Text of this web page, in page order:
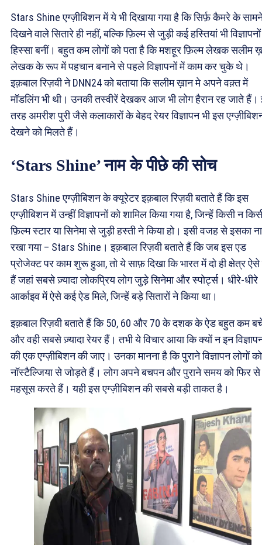
Stars Shine एग्ज़ीबिशन में ये भी दिखाया गया है कि सिर्फ़ कैमरे के
दिखने वाले सितारे ही नहीं, बल्कि फ़िल्म से जुड़ी कई हस्तियां भी
हिस्सा बनीं। बहुत कम लोगों को पता है कि मशहूर फ़िल्म लेखक सलीम
लेखक के रूप में पहचान बनाने से पहले विज्ञापनों में काम कर चुके थे।
इक़बाल रिज़वी ने DNN24 को बताया कि सलीम ख़ान मे अपने वक़्त में
मॉडलिंग भी थी। उनकी तस्वीरें देखकर आज भी लोग हैरान रह जाते हैं।
तरह अमरीश पुरी जैसे कलाकारों के बेहद रेयर विज्ञापन भी इस
देखने को मिलते हैं।
‘Stars Shine’ नाम के पीछे की सोच
Stars Shine एग्ज़ीबिशन के क्यूरेटर इक़बाल रिज़वी बताते हैं कि इस
एग्ज़ीबिशन में उन्हीं विज्ञापनों को शामिल किया गया है, जिन्हें किसी न
फ़िल्म स्टार या सिनेमा से जुड़ी हस्ती ने किया हो। इसी वजह से इसका
रखा गया – Stars Shine। इक़बाल रिज़वी बताते हैं कि जब इस एड
प्रोजेक्ट पर काम शुरू हुआ, तो ये साफ़ दिखा कि भारत में दो ही क्षेत्र ऐसे
हैं जहां सबसे ज़्यादा लोकप्रिय लोग जुड़े सिनेमा और स्पोर्ट्स। धीरे-धीरे
आर्काइव में ऐसे कई ऐड मिले, जिन्हें बड़े सितारों ने किया था।
इक़बाल रिज़वी बताते हैं कि 50, 60 और 70 के दशक के ऐड बहुत कम
और वही सबसे ज़्यादा रेयर हैं। तभी ये विचार आया कि क्यों न इन
की एक एग्ज़ीबिशन की जाए। उनका मानना है कि पुराने विज्ञापन लोगों को
नॉस्टैल्जिया से जोड़ते हैं। लोग अपने बचपन और पुराने समय को फिर से
महसूस करते हैं। यही इस एग्ज़ीबिशन की सबसे बड़ी ताकत है।